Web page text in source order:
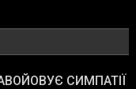
СИМПАТІЇ